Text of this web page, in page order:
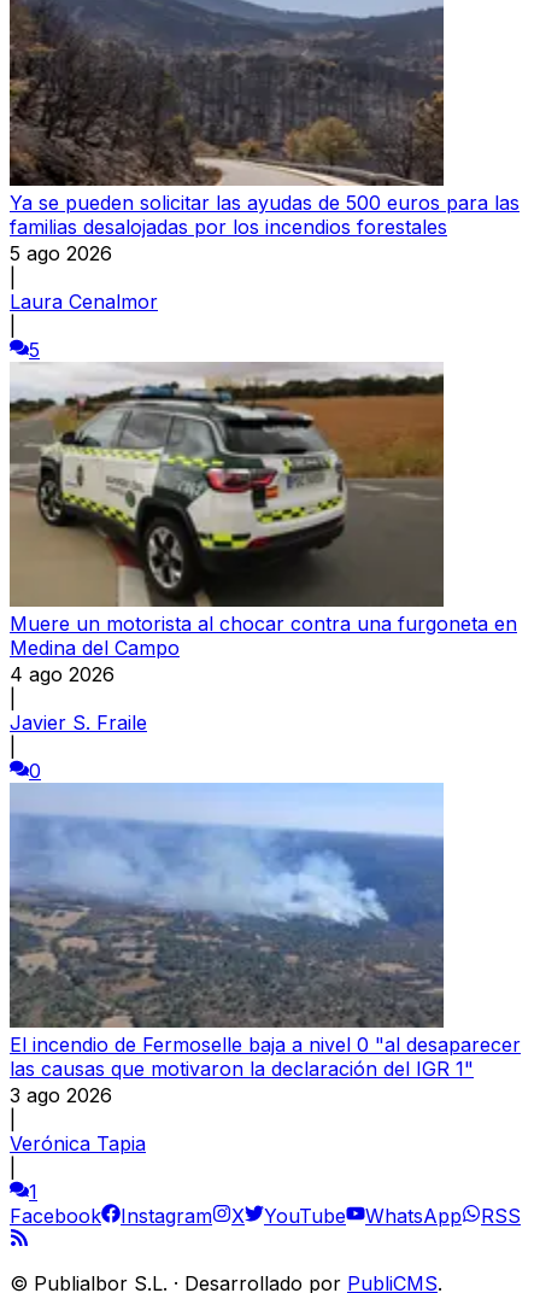
Ya se pueden solicitar las ayudas de 500 euros para las
familias desalojadas por los incendios forestales
5 ago 2026
Laura Cenalmor
5
Muere un motorista al chocar contra una furgoneta en
Medina del Campo
4 ago 2026
Javier S. Fraile
0
El incendio de Fermoselle baja a nivel 0 "al desaparecer
las causas que motivaron la declaración del IGR 1"
3 ago 2026
Verónica Tapia
1
Facebook
Instagram X YouTube WhatsApp RSS
© Publialbor S.L. · Desarrollado por PubliCMS.